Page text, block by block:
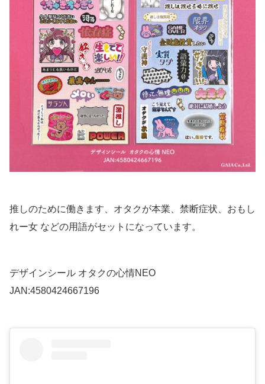
推しのために働きます、オタクが本業、禁断症状、おもし
れー女 などの用語がセットになっています。
デザインシール オタクの心情NEO
JAN:4580424667196